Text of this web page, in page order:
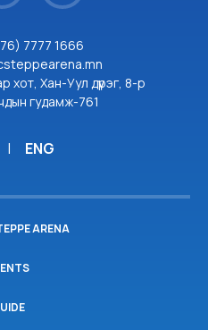
7777 1666
Хан-Уул дүүрэг, 8-р
гудамж-761
| ENG
ARENA